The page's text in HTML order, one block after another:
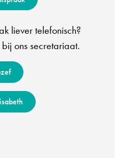
liever telefonisch?
ons secretariaat.